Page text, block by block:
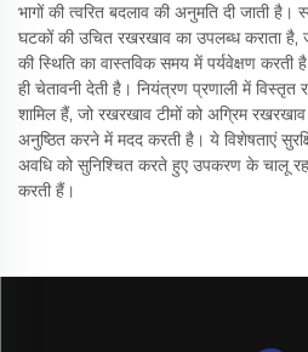
भागों की त्वरित बदलाव की अनुमति दी जाती
घटकों की उचित रखरखाव का उपलब्ध कराता है,
की स्थिति का वास्तविक समय में पर्यवेक्षण
ही चेतावनी देती है। नियंत्रण प्रणाली में
शामिल हैं, जो रखरखाव टीमों को अग्रिम
अनुष्ठित करने में मदद करती है। ये विशेषताएं
अवधि को सुनिश्चित करते हुए उपकरण के चालू
करती हैं।